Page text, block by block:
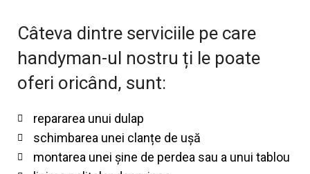
Câteva dintre serviciile pe care
handyman-ul nostru ți le poate
oferi oricând, sunt:
repararea unui dulap
schimbarea unei clanțe de ușă
montarea unei șine de perdea sau a unui tablou